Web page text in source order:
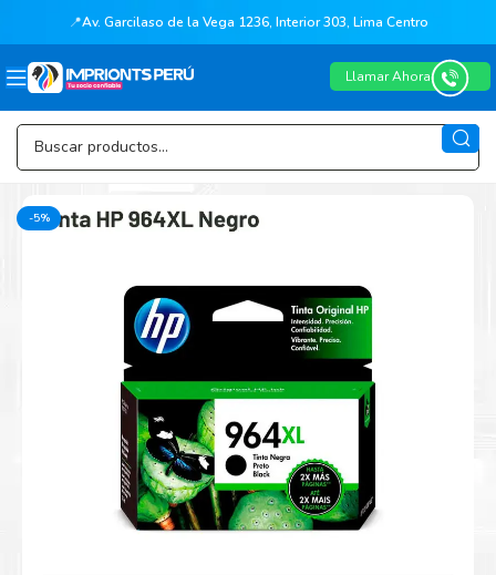
📍Av. Garcilaso de la Vega 1236, Interior 303, Lima Centro
Llamar Ahora
-5%